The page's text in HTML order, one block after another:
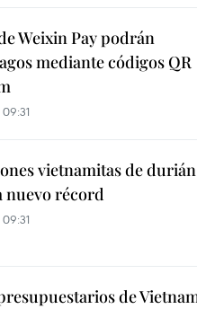
Weixin Pay podrán
mediante códigos QR
vietnamitas de durián
nuevo récord
de